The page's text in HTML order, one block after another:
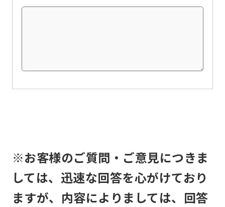
※お客様のご質問・ご意見につきま
しては、迅速な回答を心がけており
ますが、内容によりましては、回答
this
service.